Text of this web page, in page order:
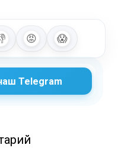
😡 😱
Telegram